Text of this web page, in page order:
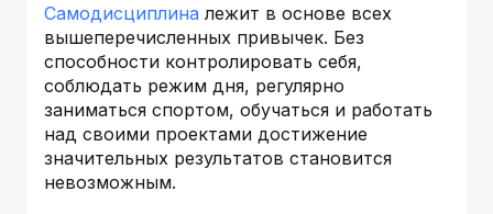
Самодисциплина лежит в основе всех
вышеперечисленных привычек. Без
способности контролировать себя,
соблюдать режим дня, регулярно
заниматься спортом, обучаться и работать
над своими проектами достижение
значительных результатов становится
невозможным.